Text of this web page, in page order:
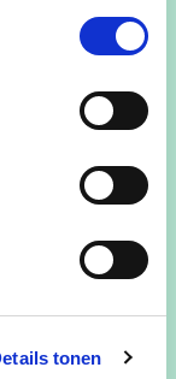
tonen
dagelijks